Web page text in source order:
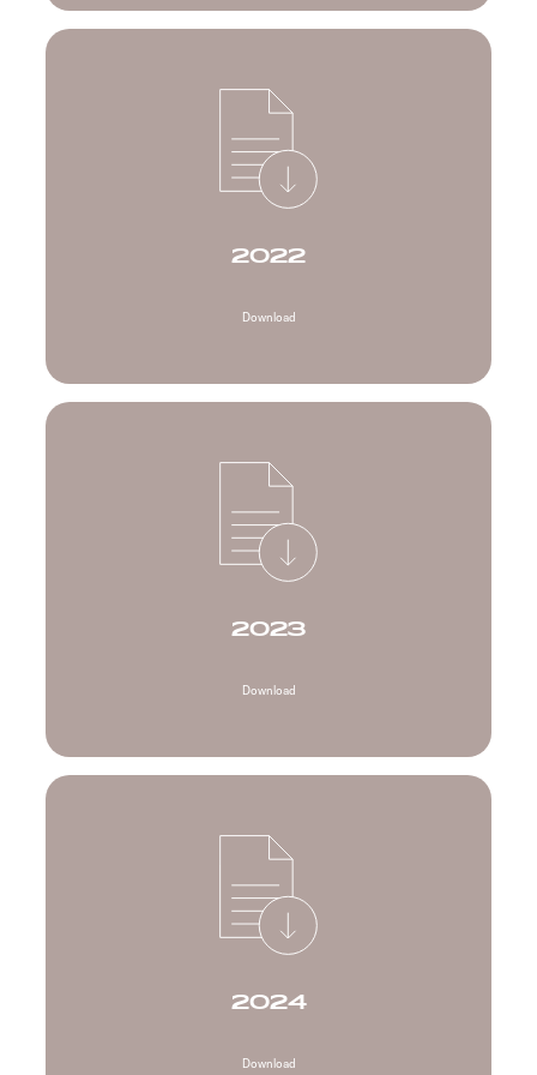
2022
Download
2023
Download
2024
Download